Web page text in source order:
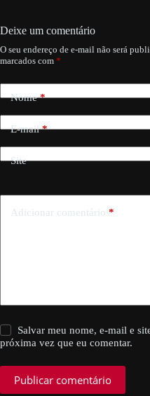
Deixe um comentário
O seu endereço de e-mail não será
marcados com *
Nome*
E-mail*
Site
Adicionar comentário *
Salvar meu nome, e-mail e
próxima vez que eu comentar.
Publicar comentário